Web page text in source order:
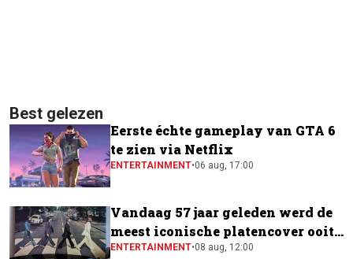
Best gelezen
Eerste échte gameplay van GTA 6
te zien via Netflix
ENTERTAINMENT•06 aug, 17:00
Vandaag 57 jaar geleden werd de
meest iconische platencover ooit
gemaakt
ENTERTAINMENT•08 aug, 12:00